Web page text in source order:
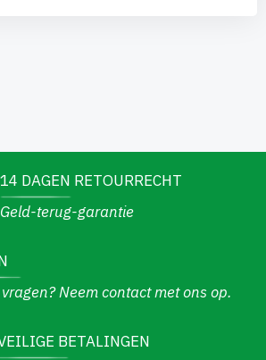
14 DAGEN RETOURRECHT
Geld-terug-garantie
Neem contact met ons op.
BETALINGEN